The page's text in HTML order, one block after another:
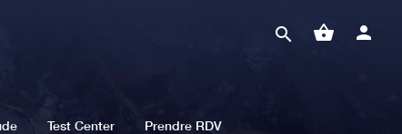
search shopping_basket person
Test Center Prendre RDV